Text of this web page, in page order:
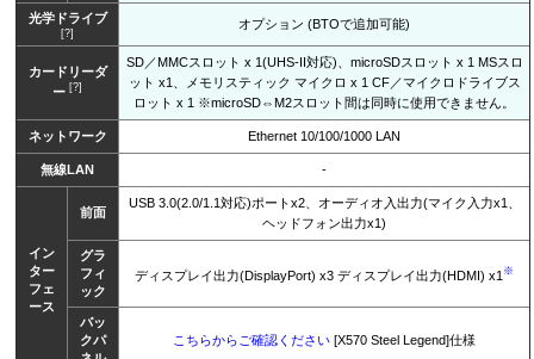
光学ドライブ
[?]
オプション (BTOで追加可能)
カードリーダ
ー [?]
SD／MMCスロット x 1(UHS-II対応)、microSDスロット x 1 MSスロ
ット x1、メモリスティック マイクロ x 1 CF／マイクロドライブス
ロット x 1 ※microSD⇔M2スロット間は同時に使用できません。
ネットワーク Ethernet 10/100/1000 LAN
無線LAN -
イン
ター
フェ
ース
前面
USB 3.0(2.0/1.1対応)ポートx2、オーディオ入出力(マイク入力x1、
ヘッドフォン出力x1)
グラ
フィ
ック
ディスプレイ出力(DisplayPort) x3 ディスプレイ出力(HDMI) x1 ※
バッ
クパ
こちらからご確認ください [X570 Steel Legend]仕様